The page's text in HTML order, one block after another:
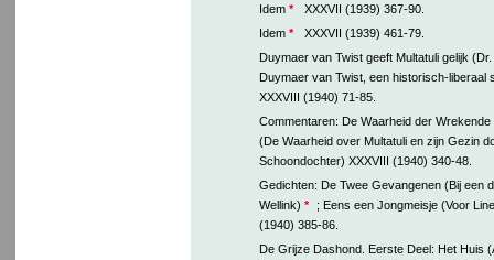
Idem *
XXXVII (1939) 367-90.
Idem *
XXXVII (1939) 461-79.
Duymaer van Twist geeft Multatuli gelijk
Duymaer van Twist, een historisch-liberaal
XXXVIII (1940) 71-85.
Commentaren: De Waarheid der
(De Waarheid over Multatuli en zijn Gezin
Schoondochter) XXXVIII (1940) 340-48.
Gedichten: De Twee Gevangenen (Bij een
Wellink) *
; Eens een Jongmeisje (Voor
(1940) 385-86.
De Grijze Dashond. Eerste Deel: Het Huis